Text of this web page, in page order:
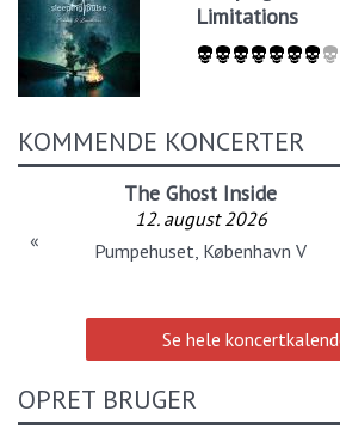
Limitations
KOMMENDE KONCERTER
The Ghost Inside
12. august 2026
Pumpehuset, København V
«
Se hele
OPRET BRUGER